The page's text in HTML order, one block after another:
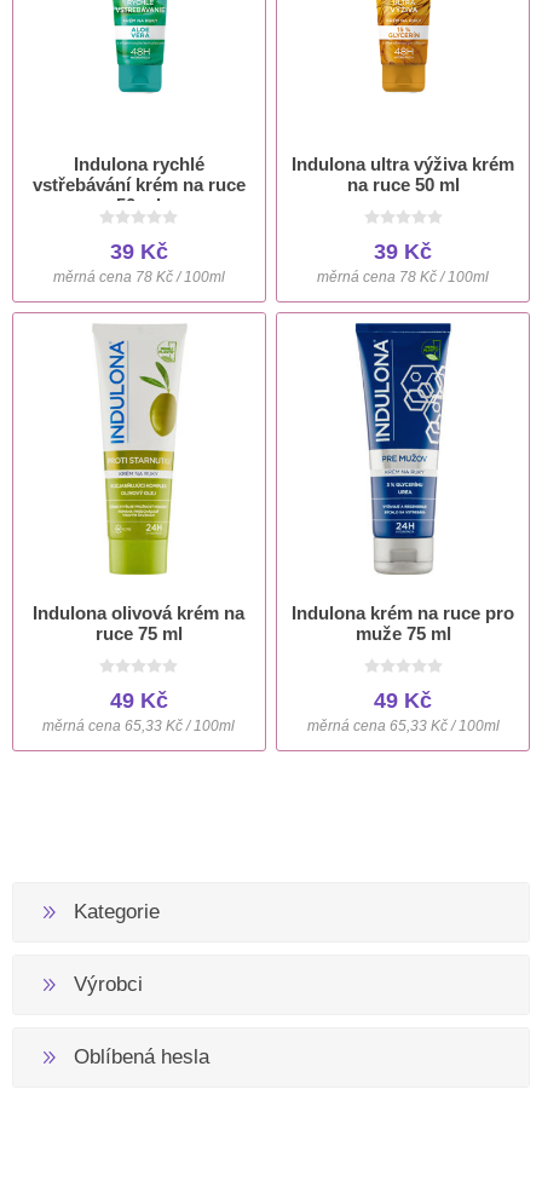
Indulona rychlé
vstřebávání krém na ruce
50 ml
39 Kč
měrná cena 78 Kč / 100ml
Indulona ultra výživa krém
na ruce 50 ml
39 Kč
měrná cena 78 Kč / 100ml
Indulona olivová krém na
ruce 75 ml
49 Kč
měrná cena 65,33 Kč / 100ml
Indulona krém na ruce pro
muže 75 ml
49 Kč
měrná cena 65,33 Kč / 100ml
Kategorie
Výrobci
Oblíbená hesla